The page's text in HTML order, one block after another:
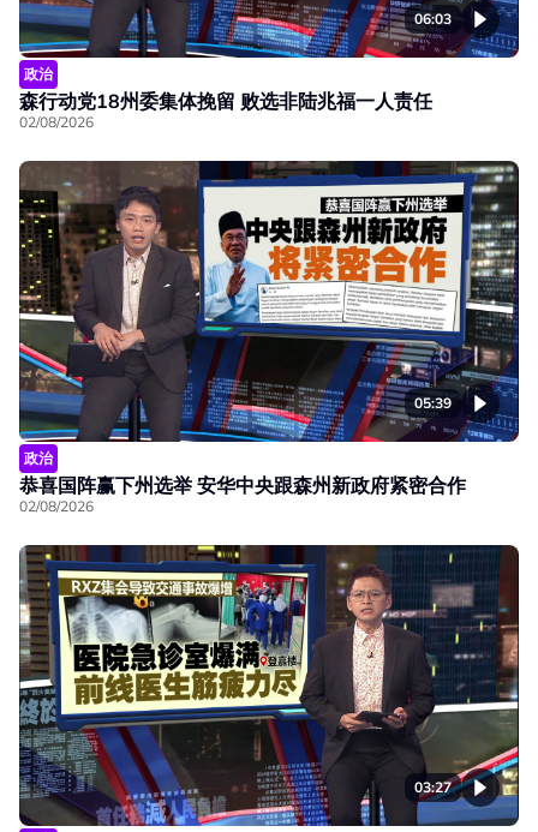
06:03
政治
森行动党18州委集体挽留 败选非陆兆福一人责任
02/08/2026
05:39
政治
恭喜国阵赢下州选举 安华中央跟森州新政府紧密合作
02/08/2026
03:27